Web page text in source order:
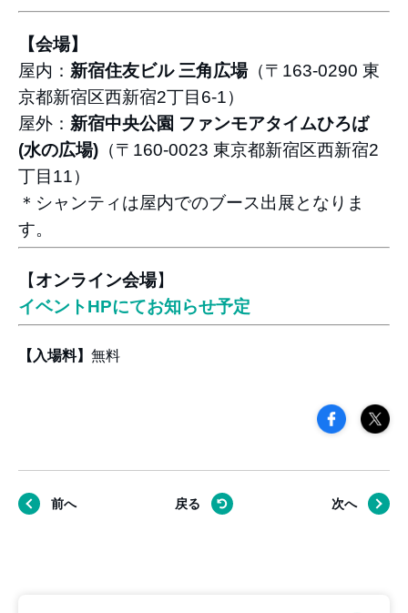
【会場】
屋内： 新宿住友ビル 三角広場（〒163-0290 東
京都新宿区西新宿2丁目6-1）
屋外： 新宿中央公園 ファンモアタイムひろば
(水の広場) （〒160-0023 東京都新宿区西新宿2
丁目11）
＊シャンティは屋内でのブース出展となりま
す。
【オンライン会場】
イベントHPにてお知らせ予定
【入場料】 無料
前へ 戻る 次へ